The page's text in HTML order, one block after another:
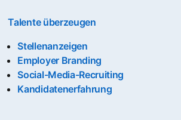
Talente überzeugen
Stellenanzeigen
Employer Branding
Social-Media-Recruiting
Kandidatenerfahrung